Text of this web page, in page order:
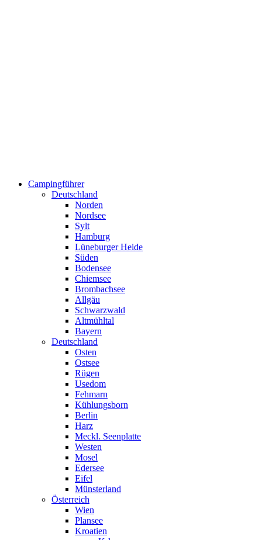
Campingführer
Deutschland
Norden
Nordsee
Sylt
Hamburg
Lüneburger Heide
Süden
Bodensee
Chiemsee
Brombachsee
Allgäu
Schwarzwald
Altmühltal
Bayern
Deutschland
Osten
Ostsee
Rügen
Usedom
Fehmarn
Kühlungsborn
Berlin
Harz
Meckl. Seenplatte
Westen
Mosel
Edersee
Eifel
Münsterland
Österreich
Wien
Plansee
Kroatien